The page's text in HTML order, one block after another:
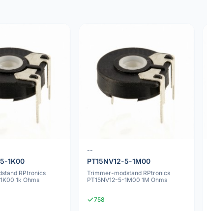
1K00
RPtronics
1k Ohms
--
PT15NV12-5-1M00
Trimmer-modstand RPtronics
PT15NV12-5-1M00 1M Ohms
758